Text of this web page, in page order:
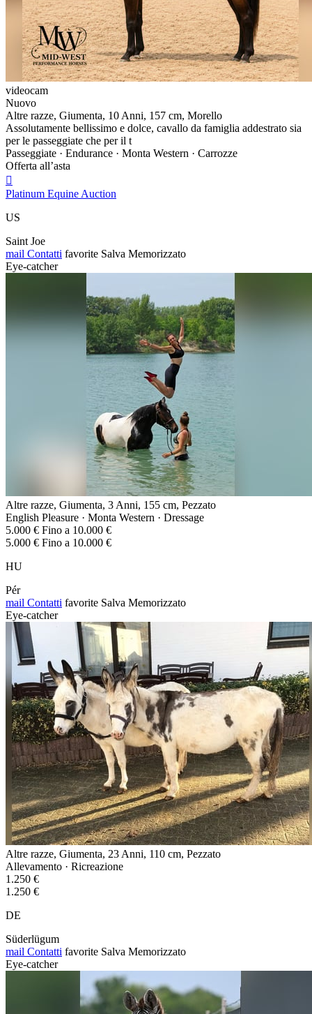
videocam
Nuovo
Altre razze, Giumenta, 10 Anni, 157 cm, Morello
Assolutamente bellissimo e dolce, cavallo da famiglia addestrato sia
per le passeggiate che per il t
Passeggiate · Endurance · Monta Western · Carrozze
Offerta all’asta

Platinum Equine Auction
US
Saint Joe
mail Contatti favorite Salva Memorizzato
Eye-catcher
Altre razze, Giumenta, 3 Anni, 155 cm, Pezzato
English Pleasure · Monta Western · Dressage
5.000 € Fino a 10.000 €
5.000 € Fino a 10.000 €
HU
Pér
mail Contatti favorite Salva Memorizzato
Eye-catcher
Altre razze, Giumenta, 23 Anni, 110 cm, Pezzato
Allevamento · Ricreazione
1.250 €
1.250 €
DE
Süderlügum
mail Contatti favorite Salva Memorizzato
Eye-catcher